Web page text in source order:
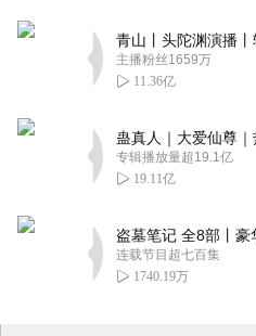
主播粉丝1659万
11.36亿
专辑播放量超19.1亿
19.11亿
连载节目超七百集
1740.19万